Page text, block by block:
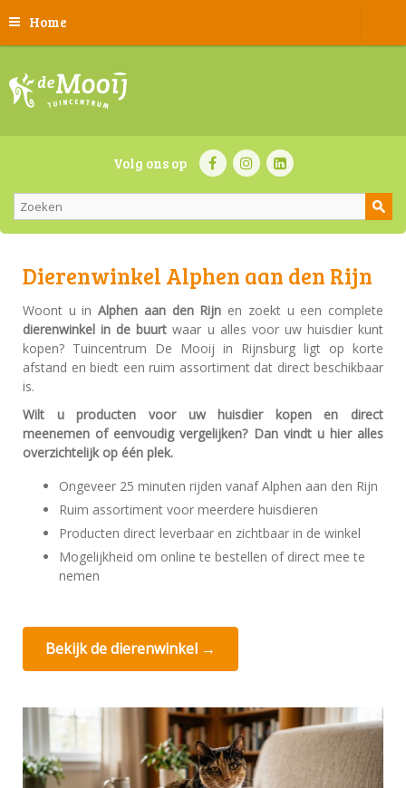
Home
Volg ons op
Dierenwinkel Alphen aan den Rijn
Woont u inAlphen aan den Rijn en zoekt u een complete
dierenwinkel in de buurt waar u alles voor uw huisdier kunt
kopen? Tuincentrum De Mooij in Rijnsburg ligt op korte
afstand en biedt een ruim assortiment dat direct beschikbaar
is.
Wilt u producten voor uw huisdier kopen en direct
meenemen of eenvoudig vergelijken? Dan vindt u hier alles
overzichtelijk op één plek.
Ongeveer 25 minuten rijden vanaf Alphen aan den Rijn
Ruim assortiment voor meerdere huisdieren
Producten direct leverbaar en zichtbaar in de winkel
Mogelijkheid om online te bestellen of direct mee te
nemen
Bekijk de dierenwinkel →